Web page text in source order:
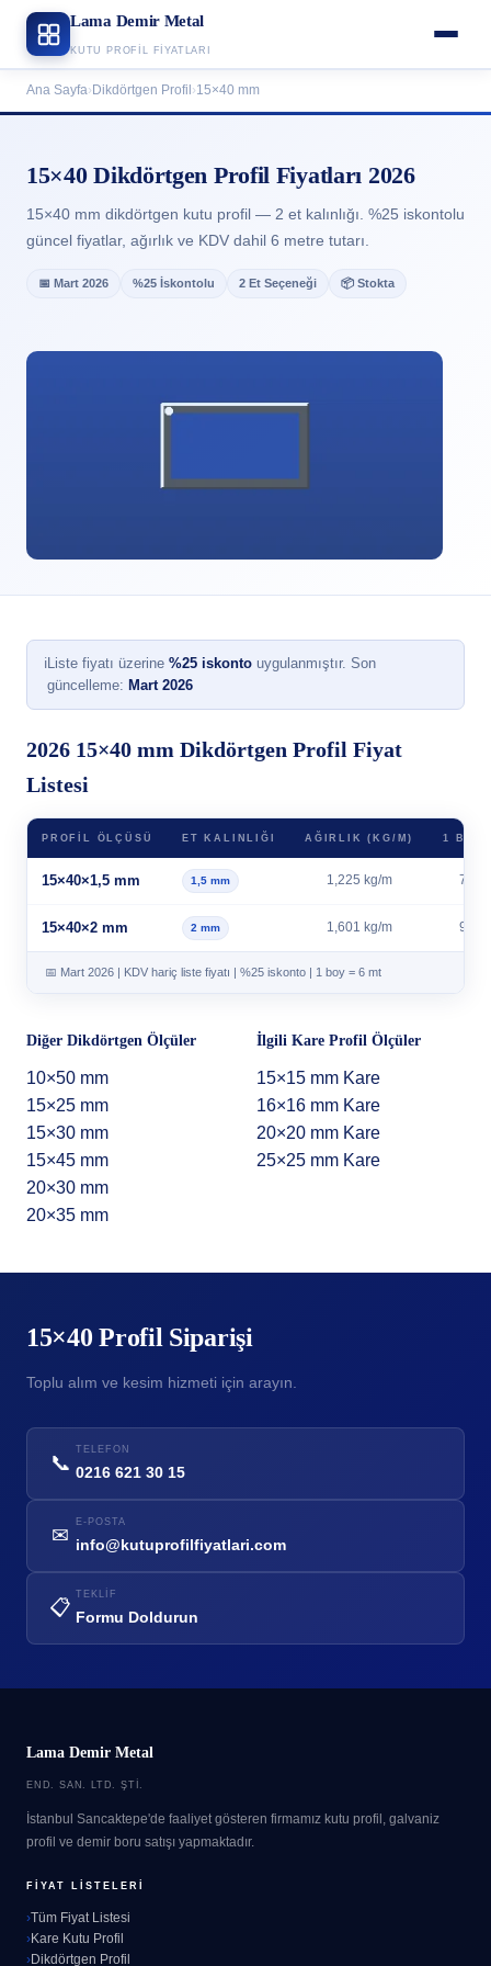
Lama Demir Metal
KUTU PROFIL FIYATLARI
Ana Sayfa› Dikdörtgen Profil ›15×40 mm
15×40 Dikdörtgen Profil Fiyatları 2026
15×40 mm dikdörtgen kutu profil — 2 et kalınlığı. %25 iskontolu
güncel fiyatlar, ağırlık ve KDV dahil 6 metre tutarı.
📅 Mart 2026 %25 İskontolu 2 Et Seçeneği 📦 Stokta
ℹListe fiyatı üzerine %25 iskonto uygulanmıştır. Son
güncelleme: Mart 2026
2026 15×40 mm Dikdörtgen Profil Fiyat
Listesi
PROFIL ÖLÇÜSÜ ET KALINLIĞI AĞIRLIK (KG/M) 1 BOY
15×40×1,5 mm 1,5 mm 1,225 kg/m 7,35
15×40×2 mm 2 mm 1,601 kg/m 9,61
📅 Mart 2026 | KDV hariç liste fiyatı | %25 iskonto | 1 boy = 6 mt
Diğer Dikdörtgen Ölçüler
10×50 mm
15×25 mm
15×30 mm
15×45 mm
20×30 mm
20×35 mm
İlgili Kare Profil Ölçüler
15×15 mm Kare
16×16 mm Kare
20×20 mm Kare
25×25 mm Kare
15×40 Profil Siparişi
Toplu alım ve kesim hizmeti için arayın.
📞
TELEFON
0216 621 30 15
✉
E-POSTA
info@kutuprofilfiyatlari.com
📋
TEKLIF
Formu Doldurun
Lama Demir Metal
END. SAN. LTD. ŞTI.
İstanbul Sancaktepe'de faaliyet gösteren firmamız kutu profil, galvaniz
profil ve demir boru satışı yapmaktadır.
FIYAT LISTELERI
Tüm Fiyat Listesi
Kare Kutu Profil
Dikdörtgen Profil